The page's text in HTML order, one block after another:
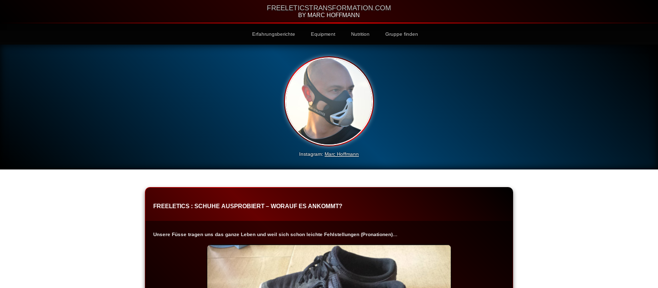
FREELETICSTRANSFORMATION.COM
BY MARC HOFFMANN
Erfahrungsberichte Equipment Nutrition Gruppe finden
Instagram: Marc Hoffmann
FREELETICS : SCHUHE AUSPROBIERT – WORAUF ES ANKOMMT?
Unsere Füsse tragen uns das ganze Leben und weil sich schon leichte Fehlstellungen (Pronationen)…